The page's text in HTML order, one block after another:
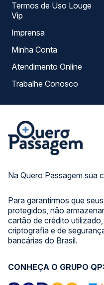
Na Quero Passagem sua
Para garantirmos que
protegidos, não
cartão de crédito
criptografia e de
bancárias do Brasil.
Termos de Uso Louge
Vip
Imprensa
Minha Conta
Atendimento Online
Trabalhe Conosco
CONHEÇA O GRUPO QP: